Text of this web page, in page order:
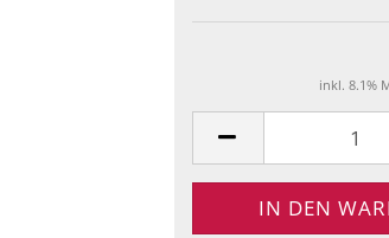
inkl. 8.1%